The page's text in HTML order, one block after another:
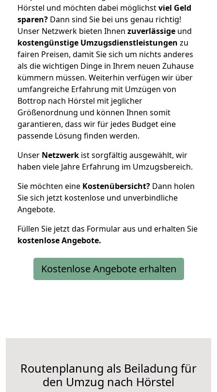
Hörstel und möchten dabei möglichstviel Geld
sparen? Dann sind Sie bei uns genau richtig!
Unser Netzwerk bieten Ihnen zuverlässige und
kostengünstige Umzugsdienstleistungen zu
fairen Preisen, damit Sie sich um nichts anderes
als die wichtigen Dinge in Ihrem neuen Zuhause
kümmern müssen. Weiterhin verfügen wir über
umfangreiche Erfahrung mit Umzügen von
Bottrop nach Hörstel mit jeglicher
Größenordnung und können Ihnen somit
garantieren, dass wir für jedes Budget eine
passende Lösung finden werden.
Unser Netzwerk ist sorgfältig ausgewählt, wir
haben viele Jahre Erfahrung im Umzugsbereich.
Sie möchten eine Kostenübersicht? Dann holen
Sie sich jetzt kostenlose und unverbindliche
Angebote.
Füllen Sie jetzt das Formular aus und erhalten Sie
kostenloseAngebote.
Kostenlose Angebote erhalten
Routenplanung als Beiladung für
den Umzug nach Hörstel